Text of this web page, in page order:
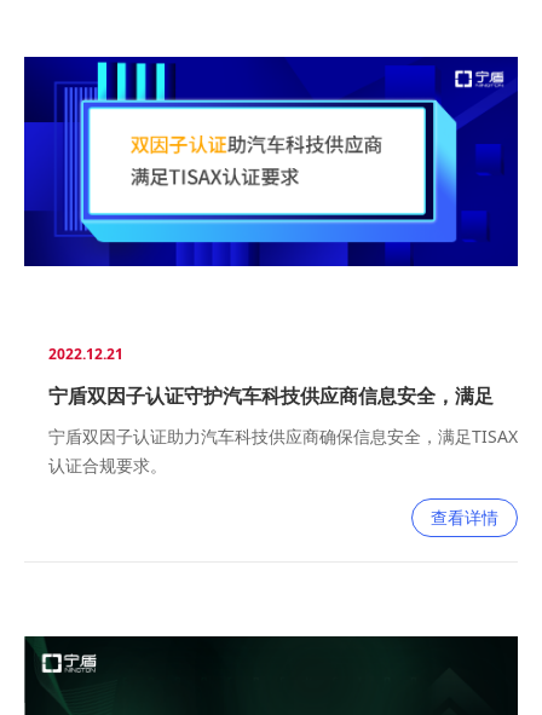
2022.12.21
宁盾双因子认证守护汽车科技供应商信息安全，满足
TISAX评审要求
宁盾双因子认证助力汽车科技供应商确保信息安全，满足TISAX
认证合规要求。
查看详情